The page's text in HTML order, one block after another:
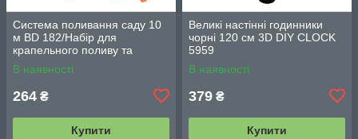
Система поливання саду 10
м BD 182/Набір для
крапельного поливу та
охолодження/комплект для
поливання
В наявності
264 ₴
Купити
Великі настінні годинники
чорні 120 см 3D DIY CLOCK
5959
В наявності
379 ₴
Купити